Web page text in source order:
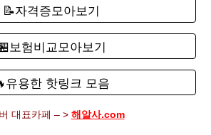
📝자격증모아보기
보험비교모아보기
유용한 핫링크 모음
대표카페 – > 해알사.com